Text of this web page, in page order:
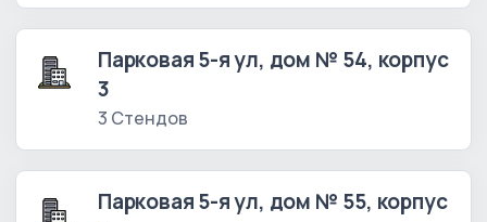
Парковая 5-я ул, дом № 54, корпус
3
3 Стендов
Парковая 5-я ул, дом № 55, корпус